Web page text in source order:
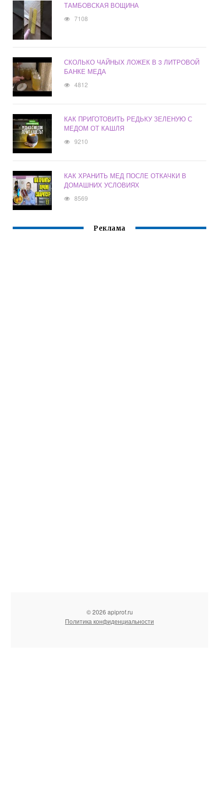
ТАМБОВСКАЯ ВОЩИНА
7108
СКОЛЬКО ЧАЙНЫХ ЛОЖЕК В 3 ЛИТРОВОЙ
БАНКЕ МЕДА
4812
КАК ПРИГОТОВИТЬ РЕДЬКУ ЗЕЛЕНУЮ С
МЕДОМ ОТ КАШЛЯ
9210
КАК ХРАНИТЬ МЕД ПОСЛЕ ОТКАЧКИ В
ДОМАШНИХ УСЛОВИЯХ
8569
Реклама
© 2026 apiprof.ru
Политика конфиденциальности